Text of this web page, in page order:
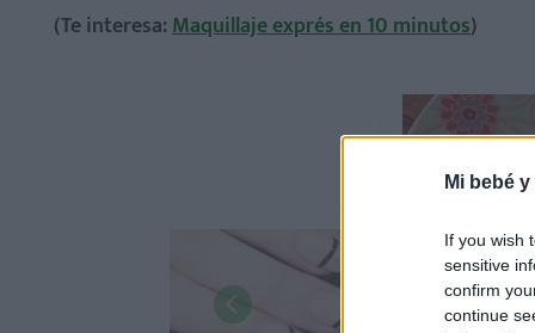
Mi bebé
If you wish
sensitive
confirm
continue
(Te interesa:Maquillaje exprés en 10 minutos)